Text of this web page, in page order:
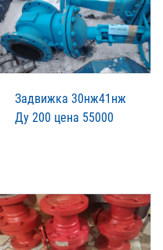
Задвижка 30нж41нж
Ду 200 цена 55000